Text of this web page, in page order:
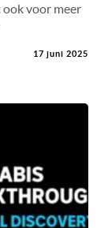
voor meer
17 juni 2025